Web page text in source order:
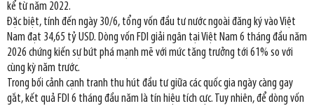
kể từ năm 2022.
Đặc biệt, tính đến ngày 30/6, tổng vốn đầu tư nước ngoài đăng ký vào Việt
Nam đạt 34,65 tỷ USD. Dòng vốn FDI giải ngân tại Việt Nam 6 tháng đầu năm
2026 chứng kiến sự bứt phá mạnh mẽ với mức tăng trưởng tới 61% so với
cùng kỳ năm trước.
Trong bối cảnh cạnh tranh thu hút đầu tư giữa các quốc gia ngày càng gay
gắt, kết quả FDI 6 tháng đầu năm là tín hiệu tích cực. Tuy nhiên, để dòng vốn